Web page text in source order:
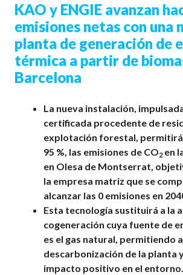
KAO y ENGIE avanzan
emisiones netas con una
planta de generación de
térmica a partir de
Barcelona
La nueva instalación,
certificada procedente de
explotación forestal, permitirá
95 %, las emisiones de CO2 en
en Olesa de Montserrat,
la empresa matriz que se
alcanzar las 0 emisiones en
Esta tecnología sustituirá a la
cogeneración cuya fuente de
es el gas natural, permitiendo
descarbonización de la planta
impacto positivo en el entorno.